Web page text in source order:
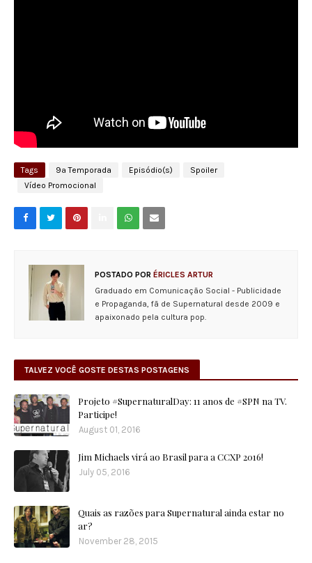
Tags 9ª Temporada Episódio(s)
Spoiler
Vídeo Promocional
POSTADO POR ÉRICLES ARTUR
Graduado em Comunicação Social - Publicidade
e Propaganda, fã de Supernatural desde 2009 e
apaixonado pela cultura pop.
TALVEZ VOCÊ GOSTE DESTAS POSTAGENS
Projeto #SupernaturalDay: 11 anos de #SPN na TV.
Participe!
August 01, 2016
Jim Michaels virá ao Brasil para a CCXP 2016!
July 05, 2016
Quais as razões para Supernatural ainda estar no
ar?
November 28, 2015